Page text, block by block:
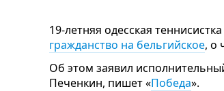
19-летняя одесская
гражданство на бельгийское, о
Об этом заявил
Печенкин, пишет «Победа».